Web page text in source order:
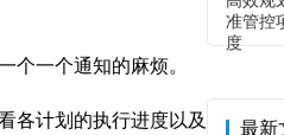
一个通知的麻烦。
各计划的执行进度以及
最新